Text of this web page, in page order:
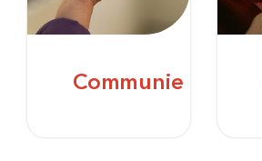
Communie